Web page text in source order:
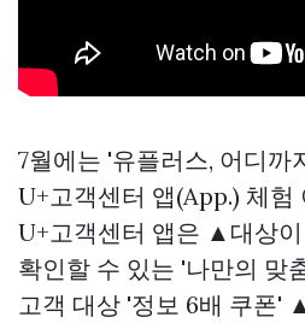
7월에는 '유플러스, 어디까
U+고객센터 앱(App.) 체험
U+고객센터 앱은 ▲대상
확인할 수 있는 '나만의 맞
고객 대상 '정보 6배 쿠폰'